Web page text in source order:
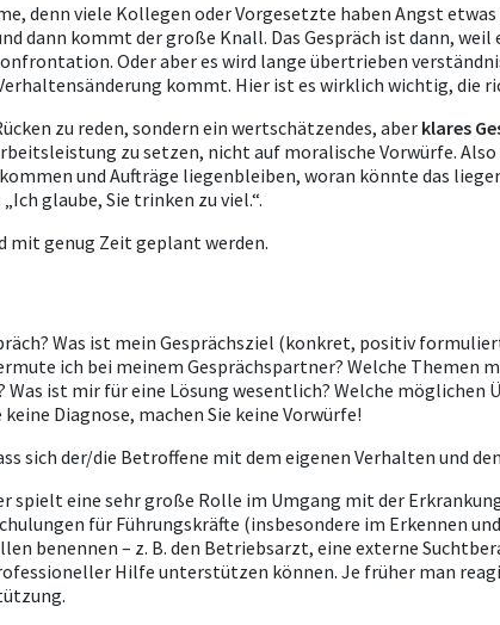
denn viele Kollegen oder Vorgesetzte haben Angst
dann kommt der große Knall. Das Gespräch ist dann,
Oder aber es wird lange übertrieben
kommt. Hier ist es wirklich wichtig, die
zu reden, sondern ein wertschätzendes, aberklares
zu setzen, nicht auf moralische Vorwürfe.
und Aufträge liegenbleiben, woran könnte das
glaube, Sie trinken zu viel.“.
mit genug Zeit geplant werden.
Was ist mein Gesprächsziel (konkret, positiv
ich bei meinem Gesprächspartner? Welche Themen
ist mir für eine Lösung wesentlich? Welche möglichen
Diagnose, machen Sie keine Vorwürfe!
sich der/die Betroffene mit dem eigenen Verhalten und
spielt eine sehr große Rolle im Umgang mit der
für Führungskräfte (insbesondere im Erkennen
benennen – z. B. den Betriebsarzt, eine externe
Hilfe unterstützen können. Je früher man